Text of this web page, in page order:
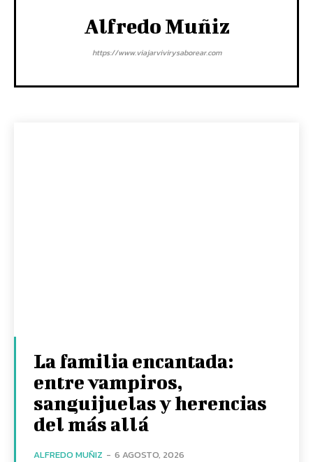
Alfredo Muñiz
https://www.viajarvivirysaborear.com
La familia encantada:
entre vampiros,
sanguijuelas y herencias
del más allá
ALFREDO MUÑIZ - 6 AGOSTO, 2026